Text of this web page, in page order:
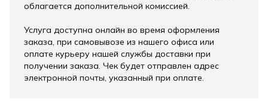
облагается дополнительной комиссией.
Услуга доступна онлайн во время оформления
заказа, при самовывозе из нашего офиса или
оплате курьеру нашей службы доставки при
получении заказа. Чек будет отправлен адрес
электронной почты, указанный при оплате.